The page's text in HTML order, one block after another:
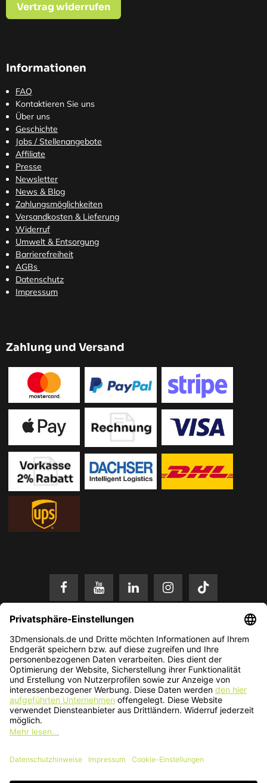
Vertrag widerrufen
Informationen
FAQ
Kontaktieren Sie uns
Über uns
Geschichte
Jobs / Stellenangebote
Affiliate
Presse
Newsletter
News & Blog
Zahlungsmöglichkeiten
Versandkosten & Lieferung
Widerruf
Umwelt & Entsorgung
Barrierefreiheit
AGBs
Datenschutz
Impressum
Zahlung und Versand
* Alle Preise in EUR inkl. gesetzl. Mehrwertsteuer zzgl. Versandkosten.
Änderungen und Irrtümer vorbehalten. Nur solange der Vorrat reicht.
© 2026 3Dmensionals / PONTIALIS GmbH & Co. KG - All Rights Reserved.​
Kundenbewertung